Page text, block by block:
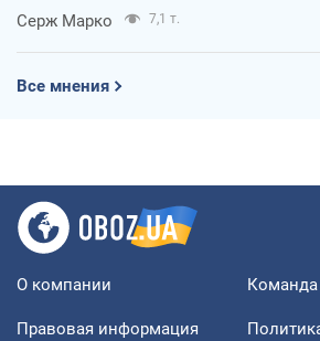
Серж Марко 7,1 т.
Все мнения
О компании Команда
Правовая информация